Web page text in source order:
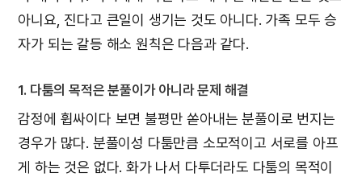
아니요, 진다고 큰일이 생기는 것도 아니다. 가족 모두 승
자가 되는 갈등 해소 원칙은 다음과 같다.
1. 다툼의 목적은 분풀이가 아니라 문제 해결
감정에 휩싸이다 보면 불평만 쏟아내는 분풀이로 번지는
경우가 많다. 분풀이성 다툼만큼 소모적이고 서로를 아프
게 하는 것은 없다. 화가 나서 다투더라도 다툼의 목적이